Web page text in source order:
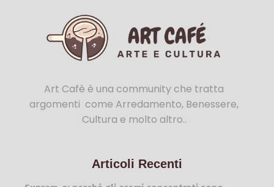
Art Cafè è una community che tratta
argomenti come Arredamento, Benessere,
Cultura e molto altro..
Articoli Recenti